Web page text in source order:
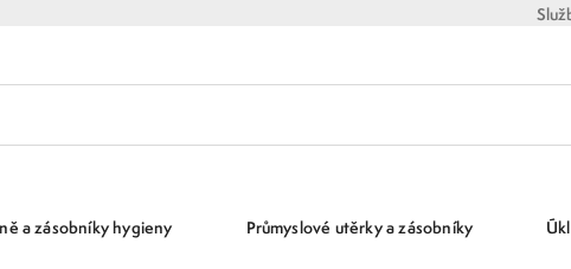
a zásobníky hygieny Průmyslové utěrky a zásobníky